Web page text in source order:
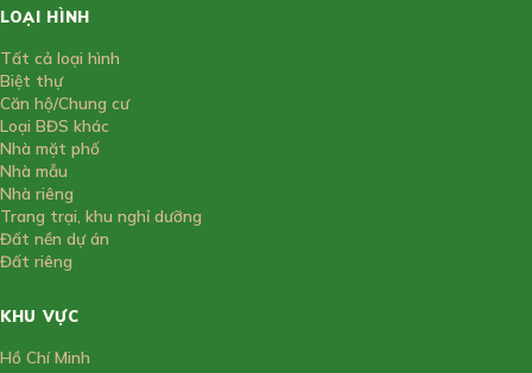
LOẠI HÌNH
Tất cả loại hình
Biệt thự
Căn hộ/Chung cư
Loại BĐS khác
Nhà mặt phố
Nhà mẫu
Nhà riêng
Trang trại, khu nghỉ dưỡng
Đất nền dự án
Đất riêng
KHU VỰC
Hồ Chí Minh